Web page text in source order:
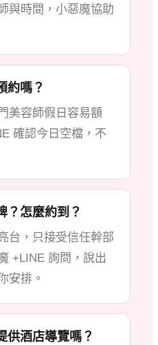
與時間，小惡魔協助
約嗎？
美容師假日容易額
確認今日空檔，不
？怎麼約到？
台，只接受信任幹部
+LINE 詢問，說出
安排。
供酒店導覽嗎？